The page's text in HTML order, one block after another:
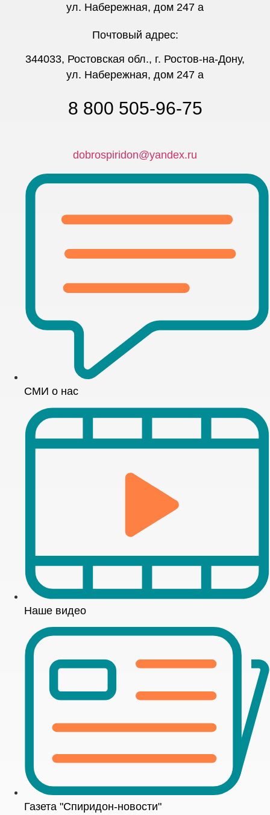
ул. Набережная, дом 247 а
Почтовый адрес:
344033, Ростовская обл., г. Ростов-на-Дону,
ул. Набережная, дом 247 а
8 800 505-96-75
dobrospiridon@yandex.ru
СМИ о нас
Наше видео
Газета "Спиридон-новости"